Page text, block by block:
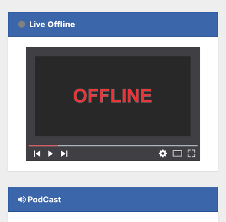
Live Offline
PodCast